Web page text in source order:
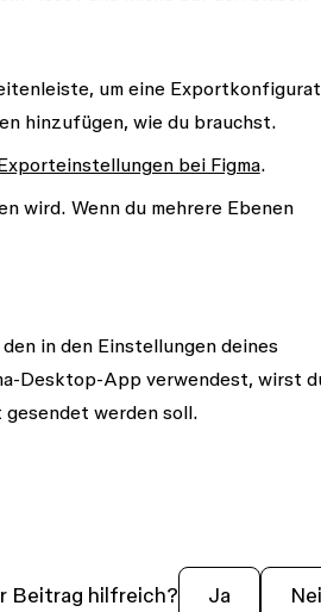
um eine
hinzufügen, wie du brauchst.
bei Figma.
wird. Wenn du mehrere Ebenen
in den Einstellungen deines
Desktop-App verwendest, wirst
werden soll.
Beitrag hilfreich? Ja